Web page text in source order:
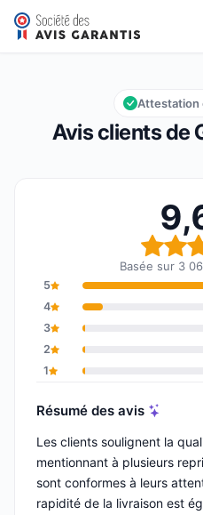
Geotellurique.fr
Note globale : 9,6 sur 10
9,6/10
Avis clients de
Attestation
Note
Basée sur 3
5
4
3
2
1
Résumé des avis
Les clients soulignent la
mentionnant à plusieurs
sont conformes à leurs
rapidité de la livraison est